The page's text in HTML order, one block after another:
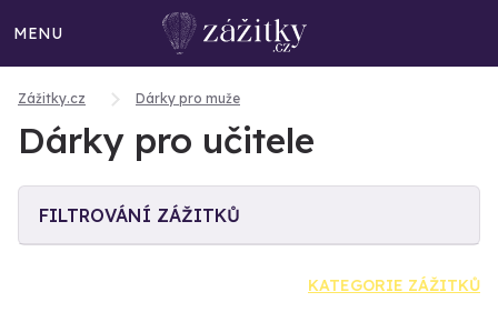
MENU
Zážitky.cz Dárky pro muže
Dárky pro učitele
FILTROVÁNÍ ZÁŽITKŮ
KATEGORIE ZÁŽITKŮ